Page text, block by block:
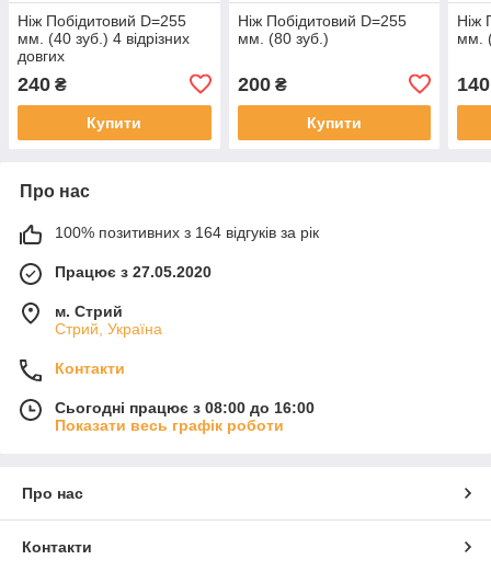
Ніж Побідитовий D=255
мм. (40 зуб.) 4 відрізних
довгих
240 ₴
Купити
Ніж Побідитовий D=255
мм. (80 зуб.)
200₴
Купити
Ніж
мм.
140
Про нас
100% позитивних з 164 відгуків за рік
Працює з 27.05.2020
м. Стрий
Стрий, Україна
Контакти
Сьогодні працює з 08:00 до 16:00
Показати весь графік роботи
Про нас
Контакти